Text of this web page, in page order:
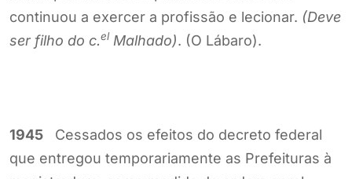
continuou a exercer a profissão e lecionar. (Deve
ser filho do c.el Malhado). (O Lábaro).
1945 Cessados os efeitos do decreto federal
que entregou temporariamente as Prefeituras à